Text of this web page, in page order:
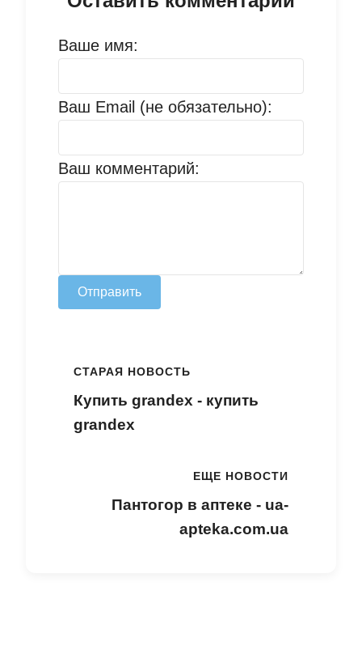
Ваше имя:
Ваш Email (не обязательно):
Ваш комментарий:
Отправить
СТАРАЯ НОВОСТЬ
Купить grandex - купить
grandex
ЕЩЕ НОВОСТИ
Пантогор в аптеке - ua-
apteka.com.ua